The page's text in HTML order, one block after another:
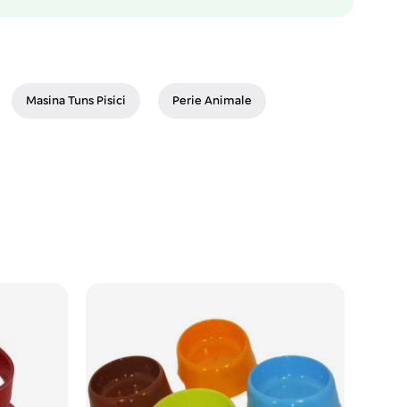
Masina Tuns Pisici Perie Animale